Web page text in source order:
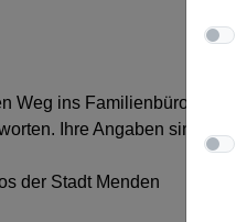
Weg ins Familienbüro
Ihre Angaben sind
der Stadt Menden